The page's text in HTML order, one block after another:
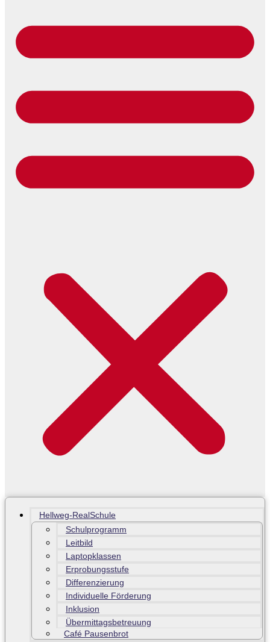
Hellweg-RealSchule
Schulprogramm
Leitbild
Laptopklassen
Erprobungsstufe
Differenzierung
Individuelle Förderung
Inklusion
Übermittagsbetreuung
Café Pausenbrot